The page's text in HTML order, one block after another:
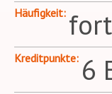
Häufigkeit
Kreditpunkte 6